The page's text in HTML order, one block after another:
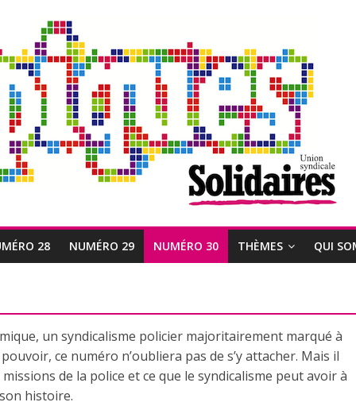
28 NUMÉRO 29 NUMÉRO 30 THÈMES QUI
un syndicalisme policier majoritairement marqué à
ce numéro n’oubliera pas de s’y attacher. Mais il
de la police et ce que le syndicalisme peut avoir à
histoire.